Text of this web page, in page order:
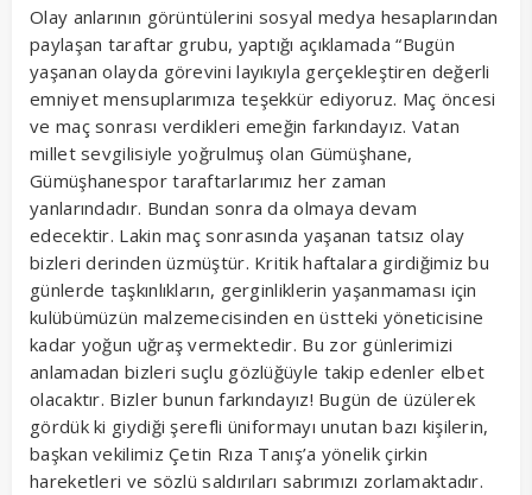
Olay anlarının görüntülerini sosyal medya hesaplarından
paylaşan taraftar grubu, yaptığı açıklamada “Bugün
yaşanan olayda görevini layıkıyla gerçekleştiren değerli
emniyet mensuplarımıza teşekkür ediyoruz. Maç öncesi
ve maç sonrası verdikleri emeğin farkındayız. Vatan
millet sevgilisiyle yoğrulmuş olan Gümüşhane,
Gümüşhanespor taraftarlarımız her zaman
yanlarındadır. Bundan sonra da olmaya devam
edecektir. Lakin maç sonrasında yaşanan tatsız olay
bizleri derinden üzmüştür. Kritik haftalara girdiğimiz bu
günlerde taşkınlıkların, gerginliklerin yaşanmaması için
kulübümüzün malzemecisinden en üstteki yöneticisine
kadar yoğun uğraş vermektedir. Bu zor günlerimizi
anlamadan bizleri suçlu gözlüğüyle takip edenler elbet
olacaktır. Bizler bunun farkındayız! Bugün de üzülerek
gördük ki giydiği şerefli üniformayı unutan bazı kişilerin,
başkan vekilimiz Çetin Rıza Tanış’a yönelik çirkin
hareketleri ve sözlü saldırıları sabrımızı zorlamaktadır.